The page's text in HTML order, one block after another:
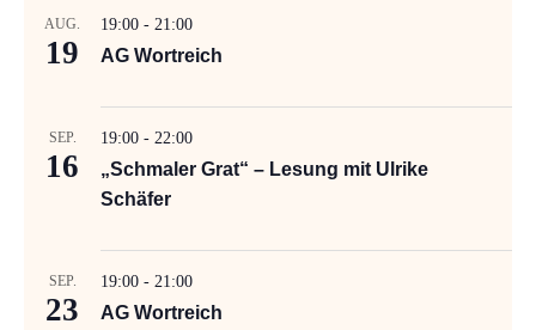
AUG.
19
19:00 - 21:00
AG Wortreich
SEP.
16
19:00 - 22:00
„Schmaler Grat“ – Lesung mit Ulrike
Schäfer
SEP.
23
19:00 - 21:00
AG Wortreich